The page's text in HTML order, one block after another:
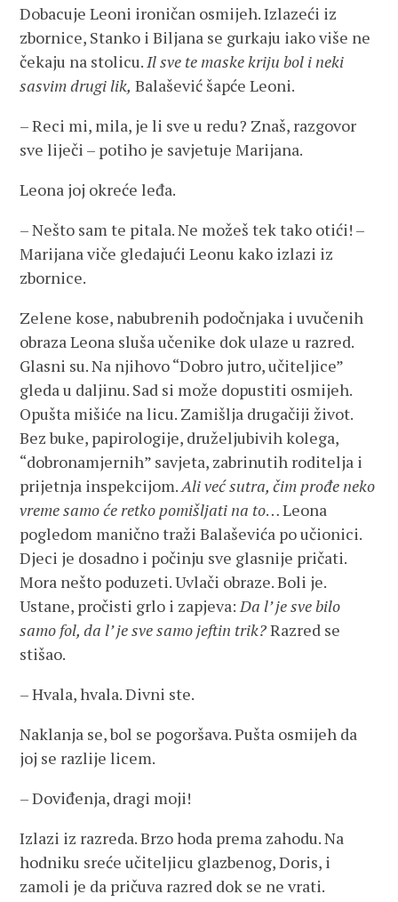
Dobacuje Leoni ironičan osmijeh. Izlazeći iz
zbornice, Stanko i Biljana se gurkaju iako više ne
čekaju na stolicu.Il sve te maske kriju bol i neki
sasvim drugi lik, Balašević šapće Leoni.
– Reci mi, mila, je li sve u redu? Znaš, razgovor
sve liječi – potiho je savjetuje Marijana.
Leona joj okreće leđa.
– Nešto sam te pitala. Ne možeš tek tako otići! –
Marijana viče gledajući Leonu kako izlazi iz
zbornice.
Zelene kose, nabubrenih podočnjaka i uvučenih
obraza Leona sluša učenike dok ulaze u razred.
Glasni su. Na njihovo “Dobro jutro, učiteljice”
gleda u daljinu. Sad si može dopustiti osmijeh.
Opušta mišiće na licu. Zamišlja drugačiji život.
Bez buke, papirologije, druželjubivih kolega,
“dobronamjernih” savjeta, zabrinutih roditelja i
prijetnja inspekcijom.Ali već sutra, čim prođe neko
vreme samo će retko pomišljati na to… Leona
pogledom manično traži Balaševića po učionici.
Djeci je dosadno i počinju sve glasnije pričati.
Mora nešto poduzeti. Uvlači obraze. Boli je.
Ustane, pročisti grlo i zapjeva:Da l’ je sve bilo
samo fol, da l’ je sve samo jeftin trik?Razred se
stišao.
– Hvala, hvala. Divni ste.
Naklanja se, bol se pogoršava. Pušta osmijeh da
joj se razlije licem.
– Doviđenja, dragi moji!
Izlazi iz razreda. Brzo hoda prema zahodu. Na
hodniku sreće učiteljicu glazbenog, Doris, i
zamoli je da pričuva razred dok se ne vrati.